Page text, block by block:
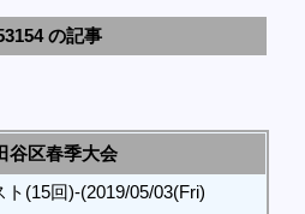
の記事
谷区春季大会
(15回)-(2019/05/03(Fri)